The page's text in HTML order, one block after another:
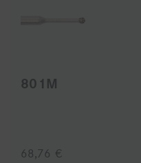
801M
68,76 €